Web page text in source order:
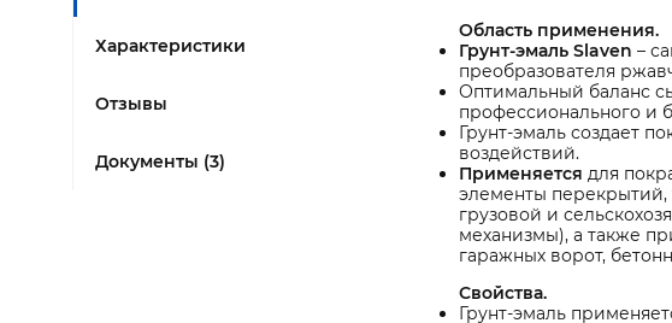
Характеристики
Отзывы
Документы (3)
Область применения.
Грунт-эмаль Slaven –
преобразователя
Оптимальный баланс
профессионального и
Грунт-эмаль создает
воздействий.
Применяется для
элементы перекрытий,
грузовой и
механизмы), а также
гаражных ворот,
Свойства.
Грунт-эмаль